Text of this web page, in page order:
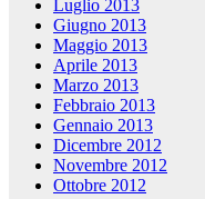
Luglio 2013
Giugno 2013
Maggio 2013
Aprile 2013
Marzo 2013
Febbraio 2013
Gennaio 2013
Dicembre 2012
Novembre 2012
Ottobre 2012